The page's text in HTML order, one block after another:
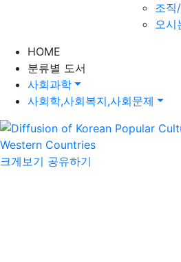
조직
오시
HOME
분류별 도서
사회과학
사회학,사회복지,사회문제
크게보기 공유하기